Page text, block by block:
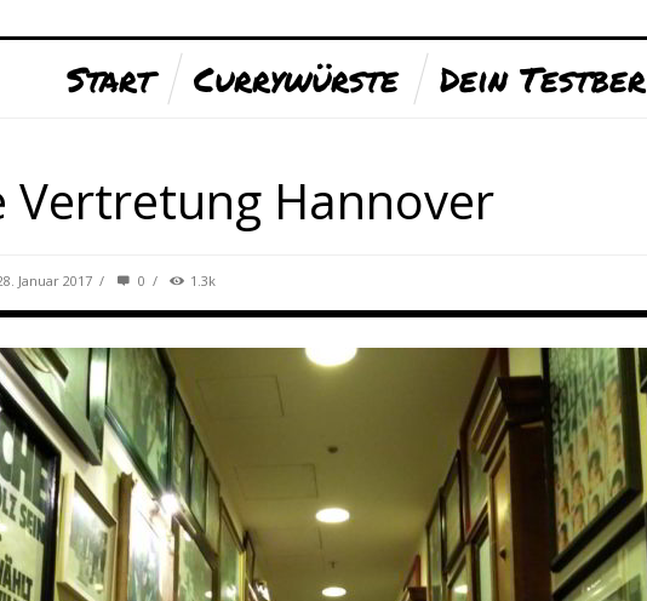
Start Currywürste Dein
Vertretung Hannover
Januar 2017 / 0 / 1.3k